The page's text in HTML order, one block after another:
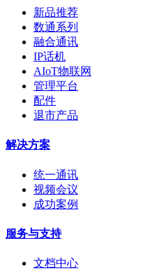
新品推荐
数通系列
融合通讯
IP话机
AIoT物联网
管理平台
配件
退市产品
解决方案
统一通讯
视频会议
成功案例
服务与支持
文档中心